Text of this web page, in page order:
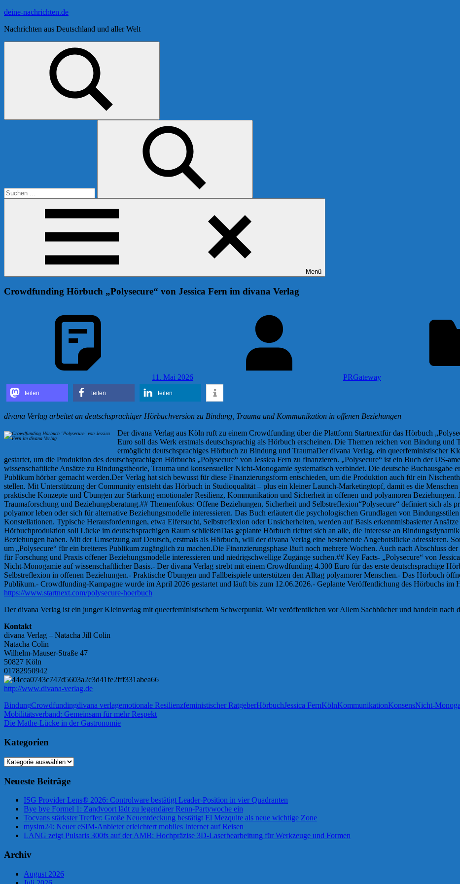
Zum
springen
deine-nachrichten.de
Nachrichten aus Deutschland und aller Welt
Suchen
Menü
Crowdfunding Hörbuch „Polysecure“ von Jessica Fern im divana Verlag
11. Mai 2026 PRGateway
teilen teilen teilen
divana Verlag arbeitet an deutschsprachiger Hörbuchversion zu Bindung, Trauma und Kommunikation in offenen Beziehungen
Der divana Verlag aus Köln ruft zu einem Crowdfunding über die Plattform Startnextfür das Hörbuch
Euro soll das Werk erstmals deutschsprachig als Hörbuch erscheinen. Die Themen reichen von Bindung
ermöglicht deutschsprachiges Hörbuch zu Bindung und TraumaDer divana Verlag, ein queerfeministischer
gestartet, um die Produktion des deutschsprachigen Hörbuchs „Polysecure“ von Jessica Fern zu finanzieren. „Polysecure“ ist ein Buch der US-
wissenschaftliche Ansätze zu Bindungstheorie, Trauma und konsensueller Nicht-Monogamie systematisch verbindet. Die deutsche Buchausgabe
Publikum hörbar gemacht werden.Der Verlag hat sich bewusst für diese Finanzierungsform entschieden, um die Produktion auch für ein
stellen. Mit Unterstützung der Community entsteht das Hörbuch in Studioqualität – plus ein kleiner Launch-Marketingtopf, damit es die
praktische Konzepte und Übungen zur Stärkung emotionaler Resilienz, Kommunikation und Sicherheit in offenen und polyamoren Beziehungen.
Traumaforschung und Beziehungsberatung.## Themenfokus: Offene Beziehungen, Sicherheit und Selbstreflexion“Polysecure“ definiert sich als
polyamor leben oder sich für alternative Beziehungsmodelle interessieren. Das Buch erläutert die psychologischen Grundlagen von
Konstellationen. Typische Herausforderungen, etwa Eifersucht, Selbstreflexion oder Unsicherheiten, werden auf Basis erkenntnisbasierter
Hörbuchproduktion soll Lücke im deutschsprachigen Raum schließenDas geplante Hörbuch richtet sich an alle, die Interesse an
Beziehungen haben. Mit der Umsetzung auf Deutsch, erstmals als Hörbuch, will der divana Verlag eine bestehende Angebotslücke adressieren.
um „Polysecure“ für ein breiteres Publikum zugänglich zu machen.Die Finanzierungsphase läuft noch mehrere Wochen. Auch nach Abschluss
für Forschung und Praxis offener Beziehungsmodelle interessieren und niedrigschwellige Zugänge suchen.## Key Facts- „Polysecure“ von
Nicht-Monogamie auf wissenschaftlicher Basis.- Der divana Verlag strebt mit einem Crowdfunding 4.300 Euro für das erste deutschsprachige
Selbstreflexion in offenen Beziehungen.- Praktische Übungen und Fallbeispiele unterstützen den Alltag polyamorer Menschen.- Das Hörbuch
Publikum.- Crowdfunding-Kampagne wurde im April 2026 gestartet und läuft bis zum 12.06.2026.- Geplante Veröffentlichung des Hörbuchs
https://www.startnext.com/polysecure-hoerbuch
Der divana Verlag ist ein junger Kleinverlag mit queerfeministischem Schwerpunkt. Wir veröffentlichen vor Allem Sachbücher und handeln nach
Kontakt
divana Verlag – Natacha Jill Colin
Natacha Colin
Wilhelm-Mauser-Straße 47
50827 Köln
01782950942
http://www.divana-verlag.de
BindungCrowdfundingdivana verlagemotionale Resilienzfeministischer RatgeberHörbuchJessica FernKölnKommunikationKonsensNicht-
Beitragsnavigation
Vorheriger
Beitrag:
Mobilitätsverband: Gemeinsam für mehr Respekt
Nächster
Die Mathe‑Lücke in der Gastronomie
Kategorien
Kategorien
Neueste Beiträge
ISG Provider Lens® 2026: Controlware bestätigt Leader-Position in vier Quadranten
Bye bye Formel 1: Zandvoort lädt zu legendärer Renn-Partywoche ein
Tocvans stärkster Treffer: Große Neuentdeckung bestätigt El Mezquite als neue wichtige Zone
mysim24: Neuer eSIM-Anbieter erleichtert mobiles Internet auf Reisen
LANG zeigt Pulsaris 300fs auf der AMB: Hochpräzise 3D-Laserbearbeitung für Werkzeuge und Formen
Archiv
August 2026